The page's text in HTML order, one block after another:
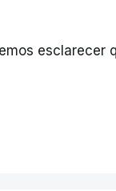
esclarecer